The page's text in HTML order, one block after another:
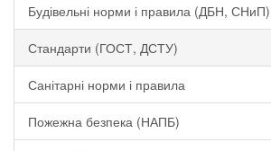
Будівельні норми і правила (ДБН, СНиП)
Стандарти (ГОСТ, ДСТУ)
Санітарні норми і правила
Пожежна безпека (НАПБ)